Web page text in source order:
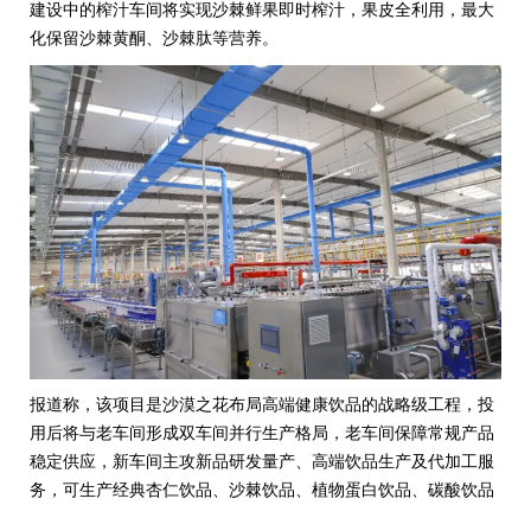
建设中的榨汁车间将实现沙棘鲜果即时榨汁，果皮全利用，最大
化保留沙棘黄酮 、 沙棘肽等营养。
报道称，该项目是沙漠之花布局高端健康饮品的战略级工程，投
用后将与老车间形成双车间并行生产格局，老车间保障常规产品
稳定供应，新车间主攻新品研发量产、高端饮品生产及代加工服
务，可生产经典杏仁饮品、沙棘饮品、植物蛋白饮品、碳酸饮品